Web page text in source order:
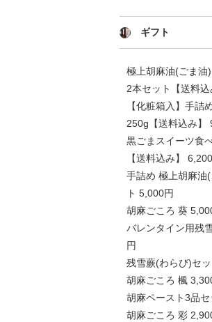
ギフト
極上胡麻油(ごま油
2本セット【送料
【化粧箱入】手詰
250g【送料込み】
黒ごまスイーツ食
【送料込み】
手詰め 極上胡麻油
ト 5,000円
胡麻ごころ 葵
バレンタイン用残
円
残雪蕨(わらび)セ
胡麻ごころ 楓
胡麻ペースト3品
胡麻ごころ 彩